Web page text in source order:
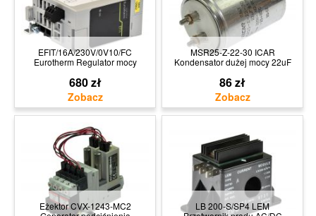
EFIT/16A/230V/0V10/FC
Eurotherm Regulator mocy
680 zł
MSR25-Z-22-30 ICAR
Kondensator dużej mocy 22uF
86 zł
Eżektor CVX-1243-MC2
LB 200-S/SP4 LEM